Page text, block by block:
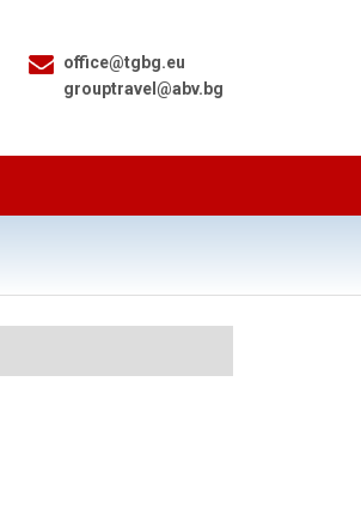
office@tgbg.eu
grouptravel@abv.bg